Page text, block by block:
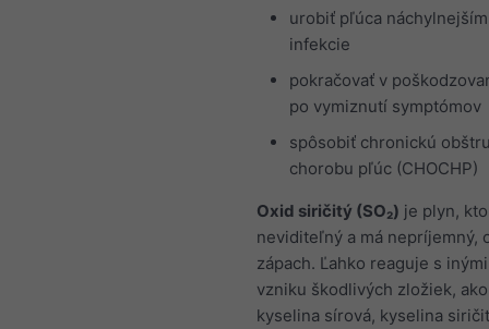
urobiť pľúca
infekcie
pokračovať v
po vymiznutí symptómov
spôsobiť chronickú
chorobu pľúc (CHOCHP)
Oxid siričitý (SO₂) je plyn,
neviditeľný a má nepríjemný,
zápach. Ľahko reaguje s
vzniku škodlivých zložiek,
kyselina sírová, kyselina